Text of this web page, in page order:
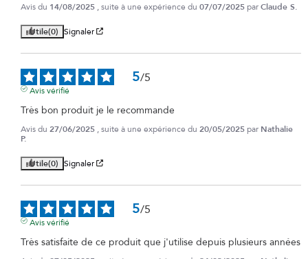
Avis du 14/08/2025 , suite à une expérience du 07/07/2025 parClaude S.
Utile(0) Signaler
5/5
Avis vérifié
Très bon produit je le recommande
Avis du 27/06/2025 , suite à une expérience du 20/05/2025 par Nathalie
P.
Utile(0) Signaler
5/5
Avis vérifié
Très satisfaite de ce produit que j'utilise depuis plusieurs années